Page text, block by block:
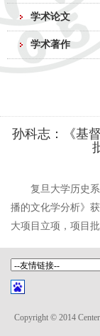
学术论文
学术著作
孙科志：《基
复旦大学历史系
播的文化学分析》
大项目立项，项目批
Copyright © 2014